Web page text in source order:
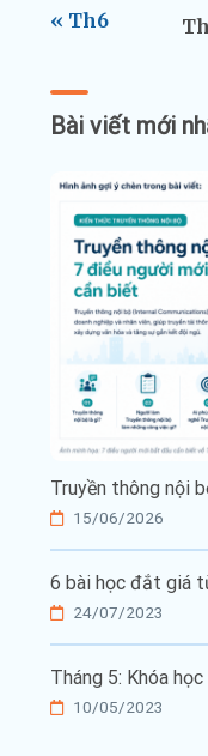
« Th6
Bài viết mới
Truyền thông nội
15/06/2026
6 bài học đắt giá
24/07/2023
Tháng 5: Khóa
10/05/2023